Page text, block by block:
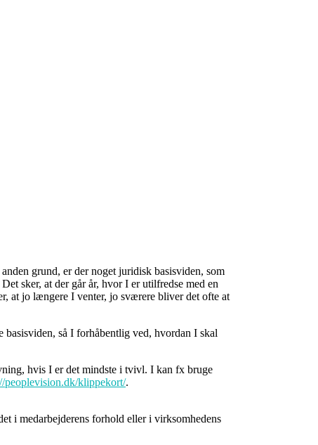
grund, er der noget juridisk basisviden, som
sker, at der går år, hvor I er utilfredse med en
at jo længere I venter, jo sværere bliver det ofte at
så I forhåbentlig ved, hvordan I skal
hvis I er det mindste i tvivl. I kan fx bruge
peoplevision.dk/klippekort/.
i medarbejderens forhold eller i virksomhedens